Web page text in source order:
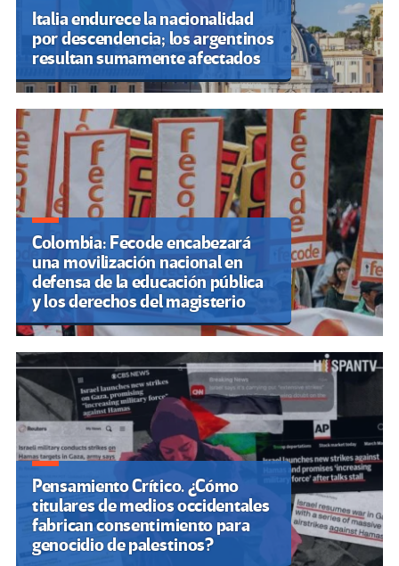
Italia endurece la nacionalidad
por descendencia; los argentinos
resultan sumamente afectados
Colombia: Fecode encabezará
una movilización nacional en
defensa de la educación pública
y los derechos del magisterio
Pensamiento Crítico. ¿Cómo
titulares de medios occidentales
fabrican consentimiento para
genocidio de palestinos?